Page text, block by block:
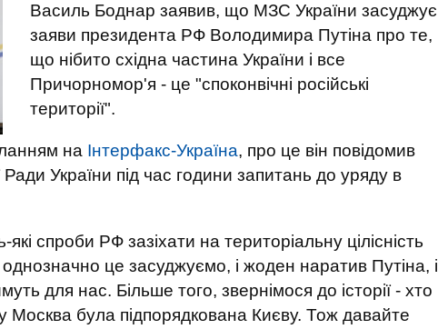
Василь Боднар заявив, що МЗС України засуджує
заяви президента РФ Володимира Путіна про те,
що нібито східна частина України і все
Причорномор'я - це "споконвічні російські
території".
на Інтерфакс-Україна, про це він повідомив
України під час години запитань до уряду в
спроби РФ зазіхати на територіальну цілісність
це засуджуємо, і жоден наратив Путіна, і
для нас. Більше того, звернімося до історії - хто
Москва була підпорядкована Києву. Тож давайте